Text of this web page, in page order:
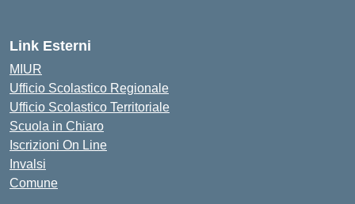
Link Esterni
MIUR
Ufficio Scolastico Regionale
Ufficio Scolastico Territoriale
Scuola in Chiaro
Iscrizioni On Line
Invalsi
Comune